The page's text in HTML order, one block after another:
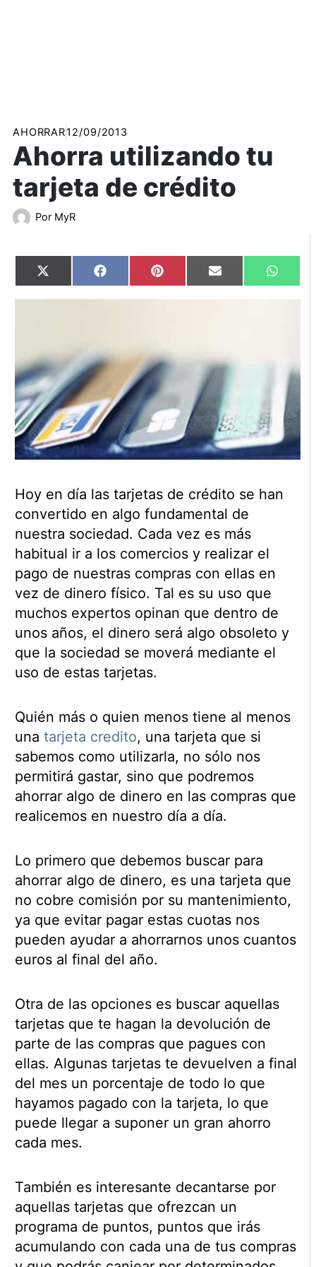
AHORRAR12/09/2013
Ahorra utilizando tu
tarjeta de crédito
Por MyR
Compartir
en
X
(Twitter)
Compartir
en
Facebook Compartir
en
Pinterest Compartir
en
Email
en
Hoy en día las tarjetas de crédito se han
convertido en algo fundamental de
nuestra sociedad. Cada vez es más
habitual ir a los comercios y realizar el
pago de nuestras compras con ellas en
vez de dinero físico. Tal es su uso que
muchos expertos opinan que dentro de
unos años, el dinero será algo obsoleto y
que la sociedad se moverá mediante el
uso de estas tarjetas.
Quién más o quien menos tiene al menos
una tarjeta credito, una tarjeta que si
sabemos como utilizarla, no sólo nos
permitirá gastar, sino que podremos
ahorrar algo de dinero en las compras que
realicemos en nuestro día a día.
Lo primero que debemos buscar para
ahorrar algo de dinero, es una tarjeta que
no cobre comisión por su mantenimiento,
ya que evitar pagar estas cuotas nos
pueden ayudar a ahorrarnos unos cuantos
euros al final del año.
Otra de las opciones es buscar aquellas
tarjetas que te hagan la devolución de
parte de las compras que pagues con
ellas. Algunas tarjetas te devuelven a final
del mes un porcentaje de todo lo que
hayamos pagado con la tarjeta, lo que
puede llegar a suponer un gran ahorro
cada mes.
También es interesante decantarse por
aquellas tarjetas que ofrezcan un
programa de puntos, puntos que irás
acumulando con cada una de tus compras